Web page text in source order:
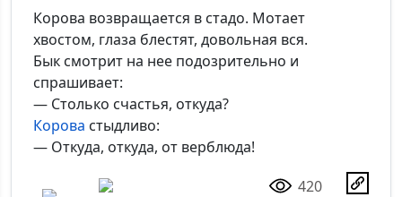
Корова возвращается в стадо. Мотает
хвостом, глаза блестят, довольная вся.
Бык смотрит на нее подозрительно и
спрашивает:
— Столько счастья, откуда?
Корова стыдливо:
— Откуда, откуда, от верблюда!
420